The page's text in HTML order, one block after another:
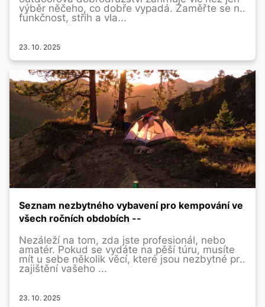
výběr něčeho, co dobře vypadá. Zaměřte se na
funkčnost, střih a vla...
23. 10. 2025
Seznam nezbytného vybavení pro kempování ve
všech ročních obdobích --
Nezáleží na tom, zda jste profesionál, nebo
amatér. Pokud se vydáte na pěší túru, musíte
mít u sebe několik věcí, které jsou nezbytné pro
zajištění vašeho ...
23. 10. 2025